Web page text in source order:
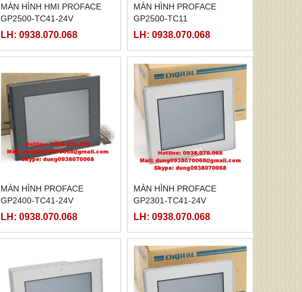
MÀN HÌNH HMI PROFACE
GP2500-TC41-24V
LH: 0938.070.068
MÀN HÌNH PROFACE
GP2500-TC11
LH: 0938.070.068
MÀN HÌNH PROFACE
GP2400-TC41-24V
LH: 0938.070.068
MÀN HÌNH PROFACE
GP2301-TC41-24V
LH: 0938.070.068